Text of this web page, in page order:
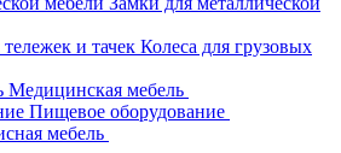
Колеса для грузовых
Медицинская мебель
Пищевое оборудование
мебель